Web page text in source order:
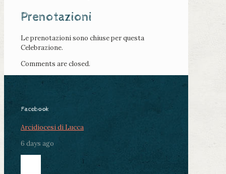
Prenotazioni
Le prenotazioni sono chiuse per questa
Celebrazione.
Comments are closed.
Facebook
Arcidiocesi di Lucca
6 days ago